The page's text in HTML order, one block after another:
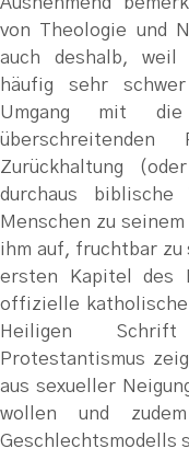
von Theologie und
auch deshalb,
häufig sehr
Umgang mit die
Zurückhaltung
durchaus
Menschen zu
ihm auf, fruchtbar zu
ersten Kapitel des
offizielle
Heiligen
Protestantismus
aus sexueller
wollen und
Geschlechtsmodells